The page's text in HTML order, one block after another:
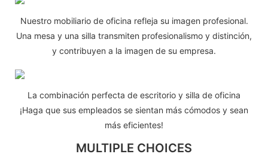
Nuestro mobiliario de oficina refleja su imagen profesional.
Una mesa y una silla transmiten profesionalismo y distinción,
y contribuyen a la imagen de su empresa.
La combinación perfecta de escritorio y silla de oficina
¡Haga que sus empleados se sientan más cómodos y sean
más eficientes!
MULTIPLE CHOICES